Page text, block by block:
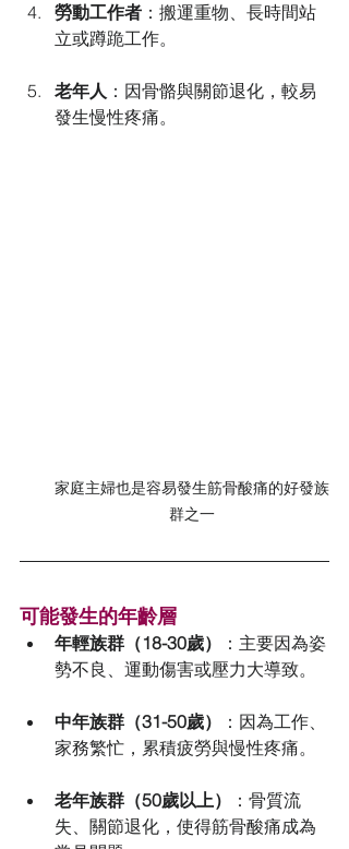
勞動工作者 ：搬運重物、長時間站
立或蹲跪工作。
老年人 ：因骨骼與關節退化，較易
發生慢性疼痛。
家庭主婦也是容易發生筋骨酸痛的好發族
群之一
可能發生的年齡層
年輕族群（18-30歲）
：主要因為姿
勢不良、運動傷害或壓力大導致。
中年族群（31-50歲）
：因為工作、
家務繁忙，累積疲勞與慢性疼痛。
老年族群（50歲以上）
：骨質流
失、關節退化，使得筋骨酸痛成為